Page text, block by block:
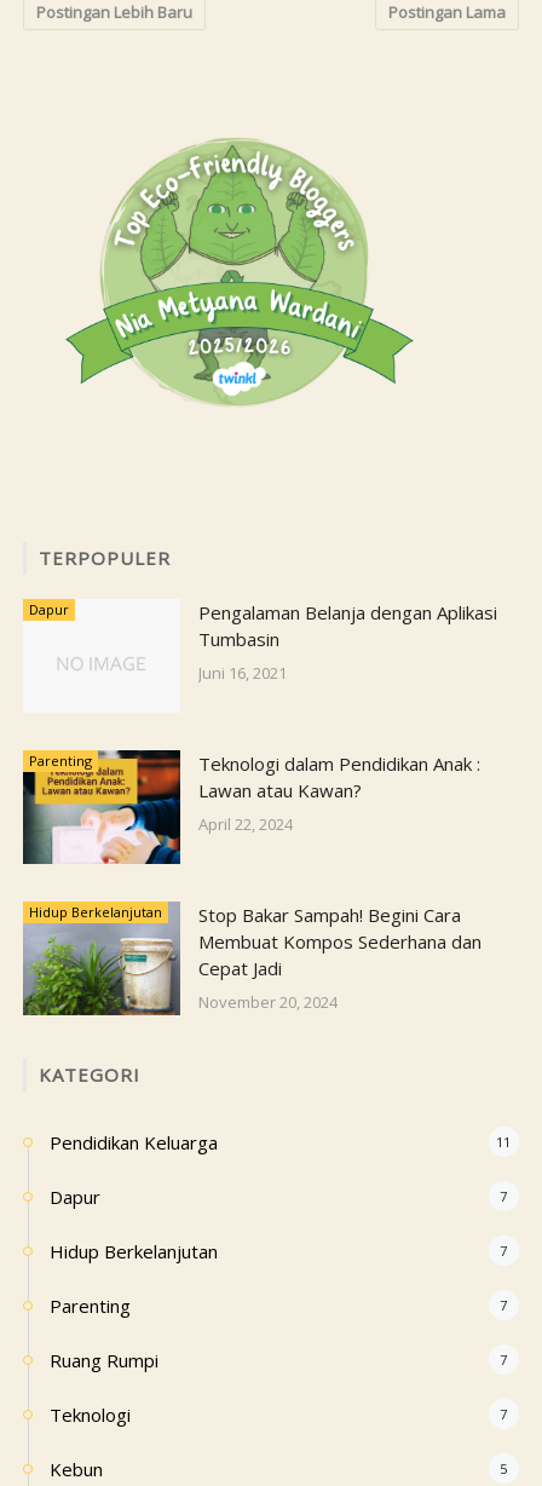
Postingan Lebih Baru Postingan Lama
TERPOPULER
Dapur
Pengalaman Belanja dengan Aplikasi
Tumbasin
Juni 16, 2021
Parenting
Teknologi dalam Pendidikan Anak :
Lawan atau Kawan?
April 22, 2024
Hidup Berkelanjutan
Stop Bakar Sampah! Begini Cara
Membuat Kompos Sederhana dan
Cepat Jadi
November 20, 2024
KATEGORI
Pendidikan Keluarga 11
Dapur 7
Hidup Berkelanjutan 7
Parenting 7
Ruang Rumpi 7
Teknologi 7
Kebun 5